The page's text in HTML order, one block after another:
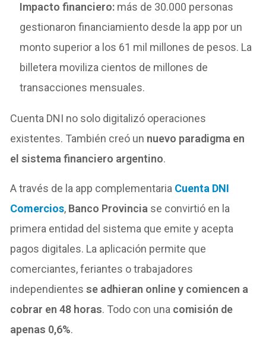
Impacto financiero: más de 30.000 personas
gestionaron financiamiento desde la app por un
monto superior a los 61 mil millones de pesos. La
billetera moviliza cientos de millones de
transacciones mensuales.
Cuenta DNI no solo digitalizó operaciones
existentes. También creó un nuevo paradigma en
el sistema financiero argentino.
A través de la app complementaria Cuenta DNI
Comercios, Banco Provincia se convirtió en la
primera entidad del sistema que emite y acepta
pagos digitales. La aplicación permite que
comerciantes, feriantes o trabajadores
independientesse adhieran online y comiencen a
cobrar en 48 horas. Todo con una comisión de
apenas 0,6%.